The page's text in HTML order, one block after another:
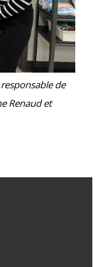
de
Renaud et